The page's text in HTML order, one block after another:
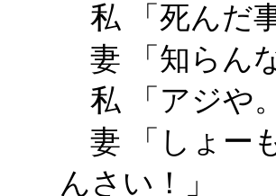
私 「死んだ
妻 「知らん
私 「アジや
妻 「しょー
んさい！」